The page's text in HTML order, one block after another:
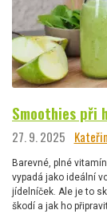
Smoothies při
27. 9. 2025
Barevné, plné
vypadá jako ideální
jídelníček. Ale je to
škodí a jak ho